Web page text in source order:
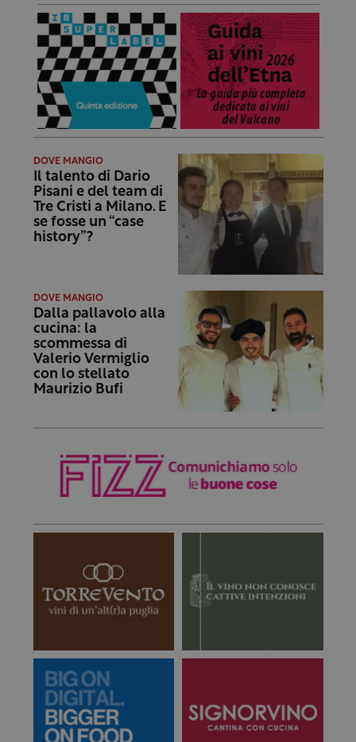
DOVE MANGIO
Il talento di Dario
Pisani e del team di
Tre Cristi a Milano. E
se fosse un “case
history”?
DOVE MANGIO
Dalla pallavolo alla
cucina: la
scommessa di
Valerio Vermiglio
con lo stellato
Maurizio Bufi